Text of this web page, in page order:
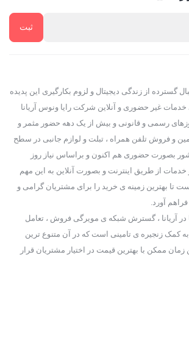
و مترو را فراهم کرده است.
یکی از امن‌ترین مناطق تهران به شمار
غرب
دلیل امکانات رفاهی بالا، امنیت و دسترسی
برای بسیاری از افراد جذاب است. با این حال،
این منطقه، یکی از چالش‌های آن محسوب
غرب
شهر تهران و افزایش تقاضا برای زندگی
انتظار می‌رود که شهرک غرب همچنان به
دهد. ساخت و ساز ساختمان‌های جدید، ایجاد
گسترده از زندگی دیجیتال و لزوم بکارگیری این پدیده
خدمات غیر حضوری و آنلاین شرکت رایا ونوس آریانا
رسمی و قانونی و بیش از یک دهه حضور مثمر و
و فروش تلفن همراه ، تبلت و لوازم جانبی در سطح
بصورت حضوری هم اکنون و براساس نیاز روز
و خدمات از طریق اینترنت و بصورت آنلاین به این مهم
تا بهترین زمینه ی خرید را برای مشتریان گرامی و
آورد.
در آریانا ، گسترش شبکه ی مویرگی فروش ، تعامل
کمک زنجیره ی تامینی است که در آن متنوع ترین
ممکن با بهترین قیمت در اختیار مشتریان قرار